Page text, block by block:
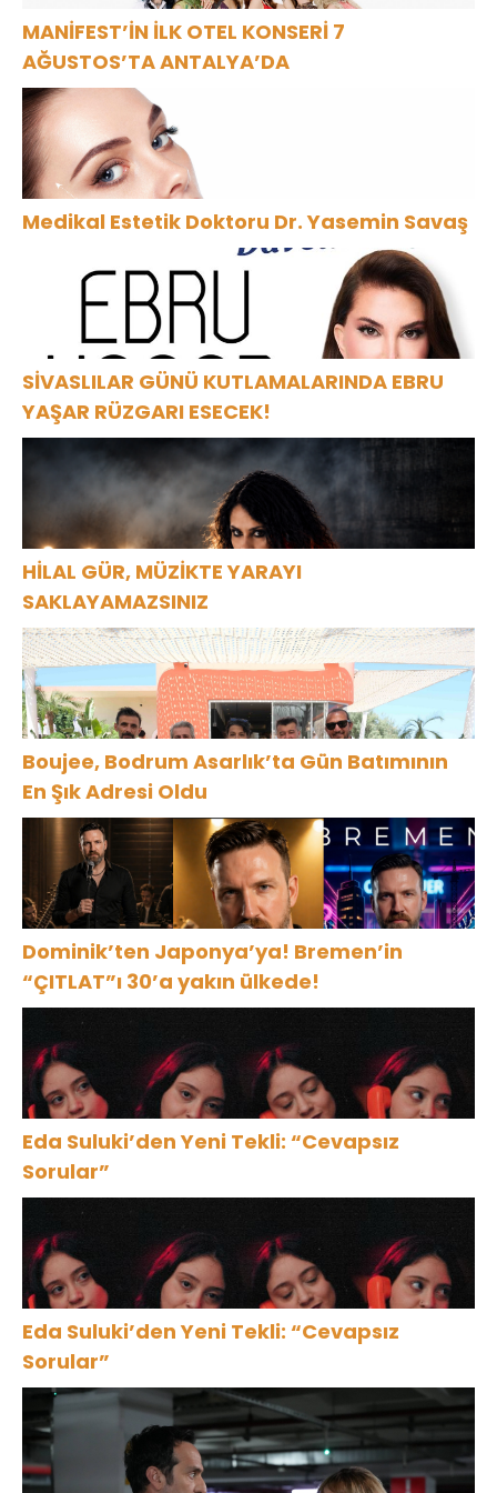
MANİFEST’İN İLK OTEL KONSERİ 7
AĞUSTOS’TA ANTALYA’DA
Medikal Estetik Doktoru Dr. Yasemin Savaş
SİVASLILAR GÜNÜ KUTLAMALARINDA EBRU
YAŞAR RÜZGARI ESECEK!
HİLAL GÜR, MÜZİKTE YARAYI
SAKLAYAMAZSINIZ
Boujee, Bodrum Asarlık’ta Gün Batımının
En Şık Adresi Oldu
Dominik’ten Japonya’ya! Bremen’in
“ÇITLAT”ı 30’a yakın ülkede!
Eda Suluki’den Yeni Tekli: “Cevapsız
Sorular”
Eda Suluki’den Yeni Tekli: “Cevapsız
Sorular”